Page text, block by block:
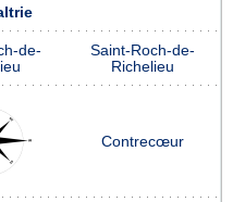
de-
Saint-Roch-de-
Richelieu
Contrecœur